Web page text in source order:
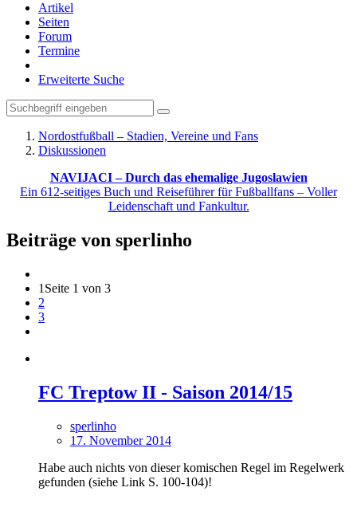
Artikel
Seiten
Forum
Termine
Erweiterte Suche
Nordostfußball – Stadien, Vereine und Fans
Diskussionen
NAVIJACI – Durch das ehemalige Jugoslawien
Ein 612-seitiges Buch und Reiseführer für Fußballfans – Voller
Leidenschaft und Fankultur.
Beiträge von sperlinho
1 Seite 1 von 3
2
3
FC Treptow II - Saison 2014/15
sperlinho
17. November 2014
Habe auch nichts von dieser komischen Regel im Regelwerk
gefunden (siehe Link S. 100-104)!